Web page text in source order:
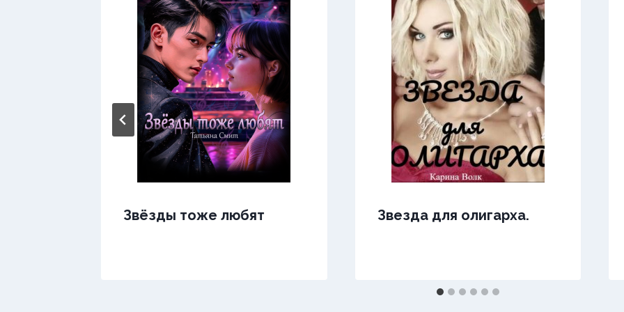
Звёзды тоже любят Звезда для олигарха.